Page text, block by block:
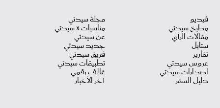
فيديو
مطبخ سيدتي
مقالات الرأي
ستايل
تقارير
عروس سيدتي
اصدارات سيدتي
دليل السفر
مجلة سيدتي
مناسبات X سيدتي
عن سيدتي
جديد سيدتي
فريق سيدتي
تطبيقات سيدتي
غلاف رقمي
آخر الأخبار